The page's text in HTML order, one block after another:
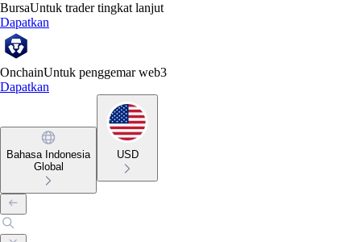
BursaUntuk trader tingkat lanjut
Dapatkan
OnchainUntuk penggemar web3
Dapatkan
Bahasa Indonesia
Global
USD